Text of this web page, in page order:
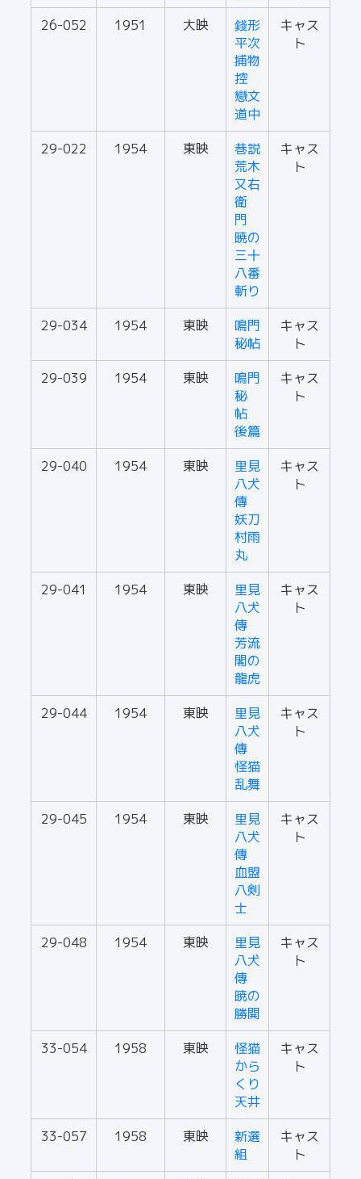
26-052
1951 大映
錢形
平次
捕物
控
戀文
道中
キャス
ト
29-022 1954 東映
巷説
荒木
又右
衛
門
暁の
三十
八番
斬り
キャス
ト
29-034 1954 東映
鳴門
秘帖
キャス
ト
29-039
1954 東映
鳴門
秘
帖
後篇
キャス
ト
29-040 1954 東映
里見
八犬
傳
妖刀
村雨
丸
キャス
ト
29-041 1954 東映
里見
八犬
傳
芳流
閣の
龍虎
キャス
ト
29-044 1954 東映
里見
八犬
傳
怪猫
乱舞
キャス
ト
29-045 1954 東映
里見
八犬
傳
血盟
八剣
士
キャス
ト
29-048 1954 東映
里見
八犬
傳
暁の
勝閧
キャス
ト
33-054 1958 東映
怪猫
から
くり
天井
キャス
ト
33-057 1958 東映
新選
組
キャス
ト